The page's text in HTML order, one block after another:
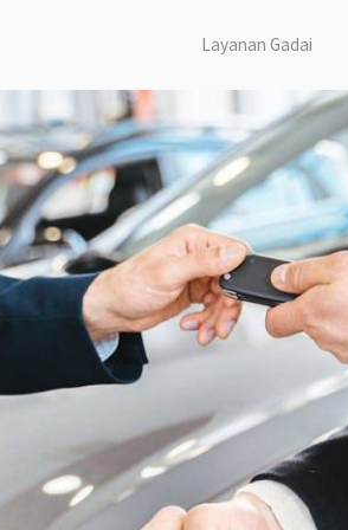
Layanan Gadai